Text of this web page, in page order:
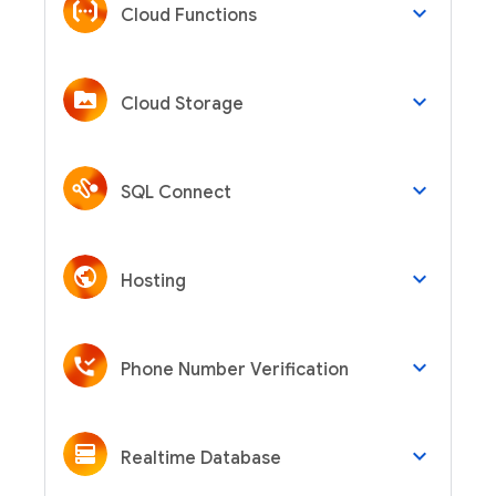
Cloud Functions keyboard_arrow_down
Cloud Storage keyboard_arrow_down
SQL Connect keyboard_arrow_down
Hosting keyboard_arrow_down
Phone Number Verification keyboard_arrow_down
Realtime Database keyboard_arrow_down